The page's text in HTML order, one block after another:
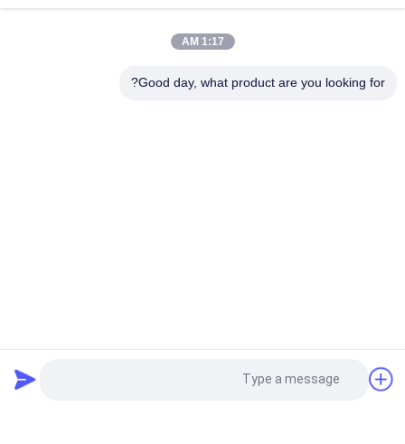
1 مللي متر 1.5 مللي متر DEF VS SI Lab نمت المشاجرة الماس جولة
DEF VVS مقابل 1.25 مم إلى 1.35 مم معمل مشاجرة ألماس
الماس الملون
1:17 AM
Good day, what product are you looking for?